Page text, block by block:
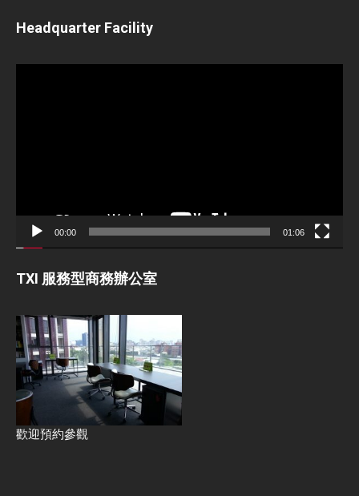
Headquarter Facility
00:00 01:06
TXI 服務型商務辦公室
歡迎預約參觀